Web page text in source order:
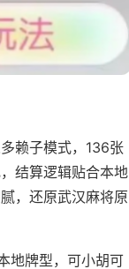
赖子模式，136张
结算逻辑贴合本地
，还原武汉麻将原
地牌型，可小胡可